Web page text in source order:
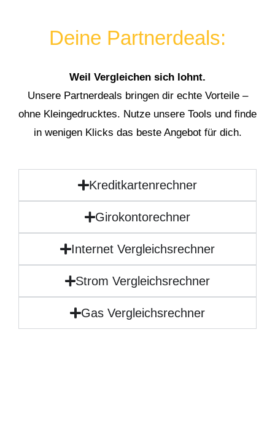
Deine Partnerdeals:
Weil Vergleichen sich lohnt.
Unsere Partnerdeals bringen dir echte Vorteile –
ohne Kleingedrucktes. Nutze unsere Tools und finde
in wenigen Klicks das beste Angebot für dich.
Kreditkartenrechner
Girokontorechner
Internet Vergleichsrechner
Strom Vergleichsrechner
Gas Vergleichsrechner